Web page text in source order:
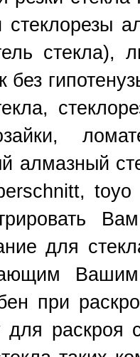
стекла),
без
алмазный
для
при
для раскроя